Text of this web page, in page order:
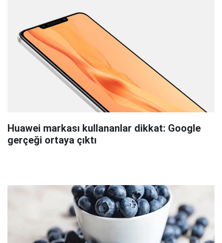
Huawei markası kullananlar dikkat: Google
gerçeği ortaya çıktı